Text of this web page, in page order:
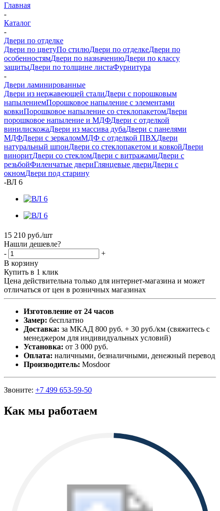
Главная
-
Каталог
-
Двери по отделке
Двери по цветуПо стилюДвери по отделкеДвери по
особенностямДвери по назначениюДвери по классу
защитыДвери по толщине листаФурнитура
-
Двери ламинированные
Двери из нержавеющей сталиДвери с порошковым
напылениемПорошковое напыление с элементами
ковкиПорошковое напыление со стеклопакетомДвери
порошковое напыление и МДФДвери с отделкой
винилискожаДвери из массива дубаДвери с панелями
МДФДвери с зеркаломМДФ с отделкой ПВХДвери
натуральный шпонДвери со стеклопакетом и ковкойДвери
виноритДвери со стекломДвери с витражамиДвери с
резьбойФиленчатые двериГлянцевые двериДвери с
окномДвери под старину
-ВЛ 6
15 210 руб./шт
Нашли дешевле?
-
+
В корзину
Купить в 1 клик
Цена действительна только для интернет-магазина и может
отличаться от цен в розничных магазинах
Изготовление от 24 часов
Замер: бесплатно
Доставка: за МКАД 800 руб. + 30 руб./км (свяжитесь с
менеджером для индивидуальных условий)
Установка: от 3 000 руб.
Оплата: наличными, безналичными, денежный перевод
Производитель: Mosdoor
Звоните: +7 499 653-59-50
Как мы работаем